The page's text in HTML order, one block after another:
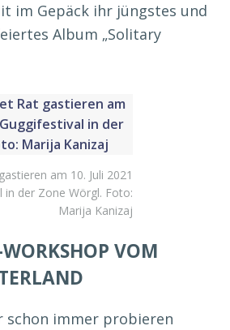
im Gepäck ihr jüngstes und
Album „Solitary
am 10. Juli 2021
in der Zone Wörgl. Foto:
Marija Kanizaj
VOM
schon immer probieren